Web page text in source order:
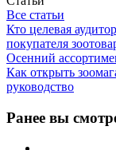
Все статьи
Кто целевая
покупателя
Осенний
Как открыть
руководство
Ранее вы